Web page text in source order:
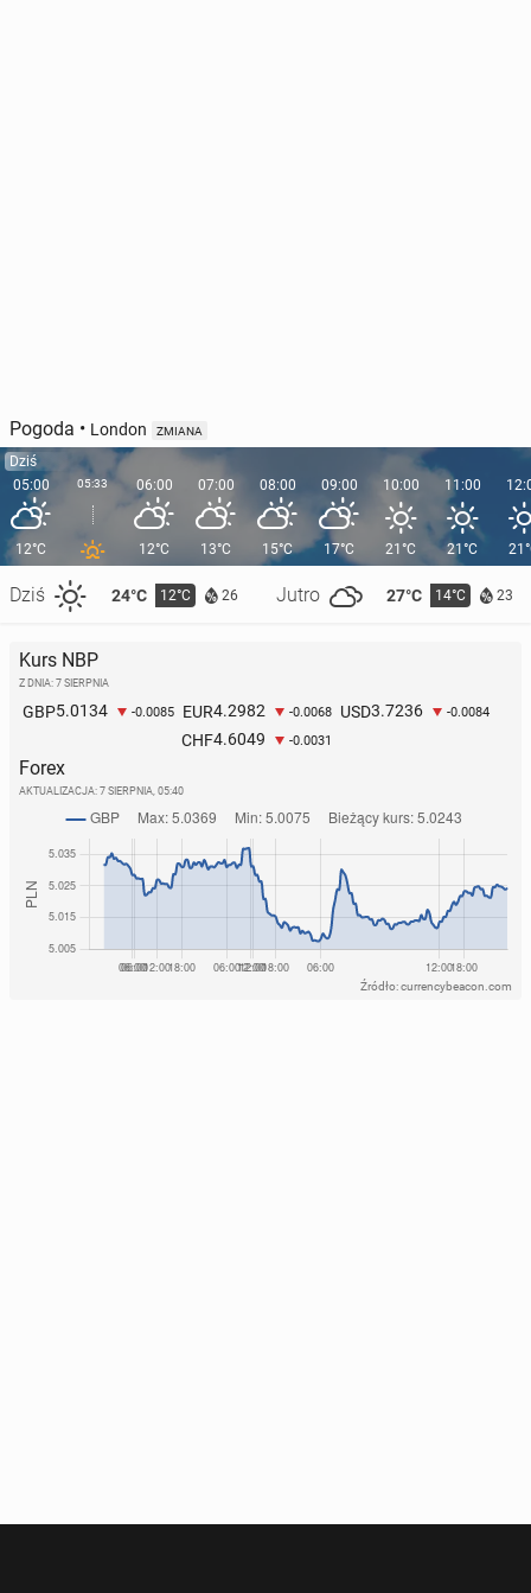
Pogoda • London ZMIANA
Dziś
05:00
12°C
Dziś 24°C 12°C 26 Jutro 27°C 14°C 23
05:33 06:00
12°C
07:00
13°C
08:00
15°C
09:00
17°C
10:00
21°C
11:00
21°C
Kurs NBP
Z DNIA: 7 SIERPNIA
GBP5.0134 -0.0085 EUR4.2982 -0.0068 USD3.7236 -0.0084
CHF4.6049 -0.0031
Forex
AKTUALIZACJA: 7 SIERPNIA, 05:40
Źródło: currencybeacon.com